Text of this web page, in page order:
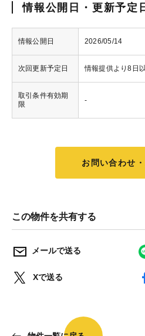
情報公開日・更新予定
情報公開日 2026/05/14
次回更新予定日 情報提供より8日
取引条件有効期
限
-
お問い合わせ
この物件を共有する
メールで送る
Xで送る